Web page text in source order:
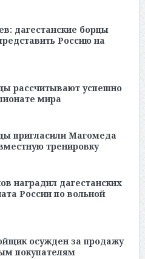
дагестанские борцы
Россию на
рассчитывают успешно
мира
пригласили Магомеда
тренировку
наградил дагестанских
России по вольной
осужден за продажу
покупателям